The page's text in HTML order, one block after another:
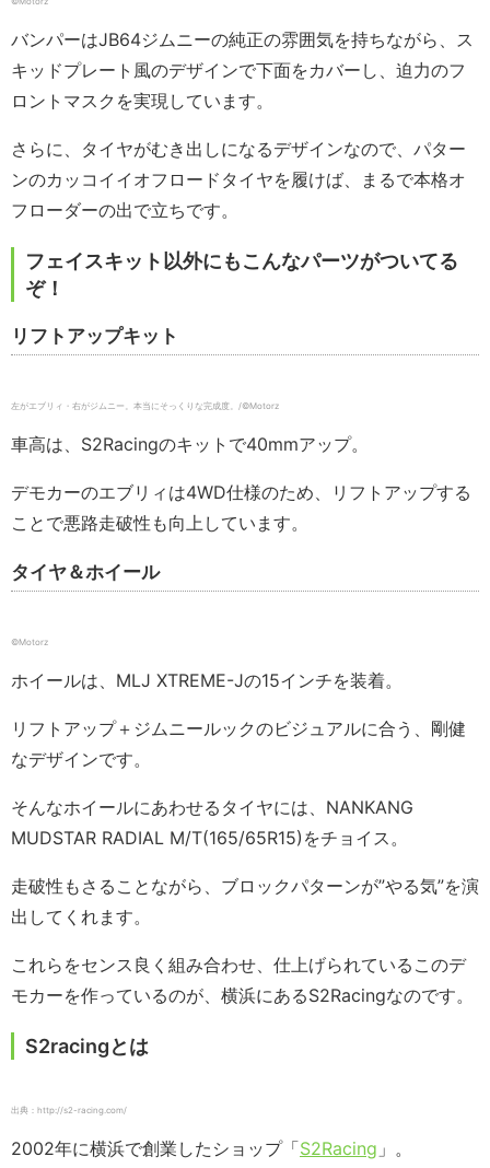
バンパーはJB64ジムニーの純正の雰囲気を持ちながら、ス
キッドプレート風のデザインで下面をカバーし、迫力のフ
ロントマスクを実現しています。
さらに、タイヤがむき出しになるデザインなので、パター
ンのカッコイイオフロードタイヤを履けば、まるで本格オ
フローダーの出で立ちです。
フェイスキット以外にもこんなパーツがついてる
ぞ！
リフトアップキット
左がエブリィ・右がジムニー。本当にそっくりな完成度。/©Motorz
車高は、S2Racingのキットで40mmアップ。
デモカーのエブリィは4WD仕様のため、リフトアップする
ことで悪路走破性も向上しています。
タイヤ＆ホイール
©Motorz
ホイールは、MLJ XTREME-Jの15インチを装着。
リフトアップ＋ジムニールックのビジュアルに合う、剛健
なデザインです。
そんなホイールにあわせるタイヤには、NANKANG
MUDSTAR RADIAL M/T(165/65R15)をチョイス。
走破性もさることながら、ブロックパターンが”やる気”を演
出してくれます。
これらをセンス良く組み合わせ、仕上げられているこのデ
モカーを作っているのが、横浜にあるS2Racingなのです。
S2racingとは
出典：http://s2-racing.com/
2002年に横浜で創業したショップ「S2Racing 」。